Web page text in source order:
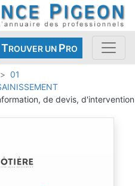
TROUVER UN PRO
01
de devis, d'intervention